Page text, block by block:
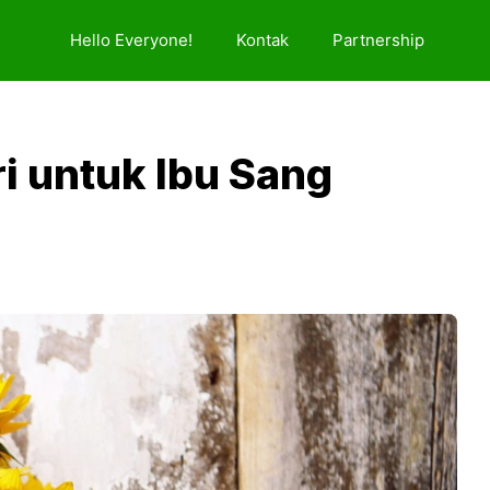
Hello Everyone! Kontak Partnership
untuk Ibu Sang